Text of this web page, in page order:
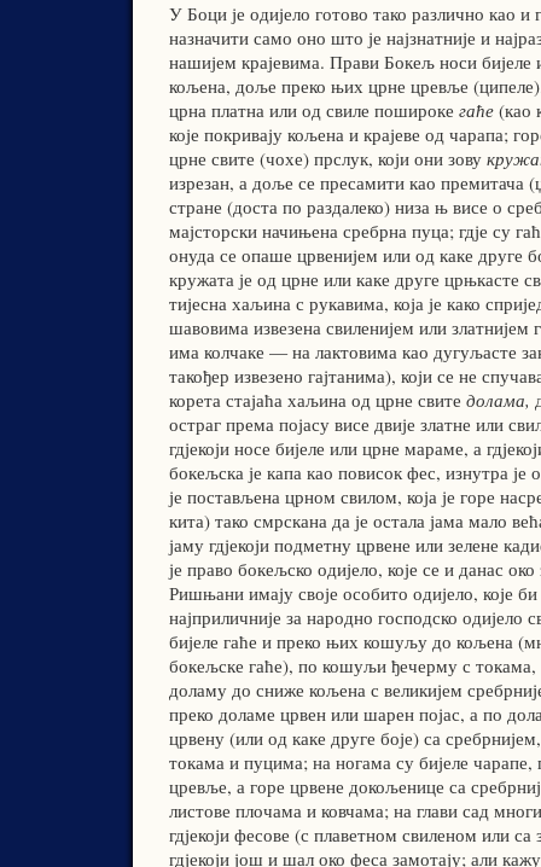
У Боци је одијело готово тако различно као и
назначити само оно што је најзнатније и
нашијем крајевима. Прави Бокељ носи бијеле
кољена, доље преко њих црне цревље
црна платна или од свиле пошироке гаће (као
које покривају кољена и крајеве од чарапа;
црне свите (чохе) прслук, који они зову
изрезан, а доље се пресамити као премитача
стране (доста по раздалеко) низа њ висе о
мајсторски начињена сребрна пуца; гдје су
онуда се опаше црвенијем или од каке друге
кружата је од црне или каке друге црњкасте
тијесна хаљина с рукавима, која је како
шавовима извезена свиленијем или златнијем
има колчаке — на лактовима као дугуљасте
такођер извезено гајтанима), који се не
корета стајаћа хаљина од црне свите долама,
остраг према појасу висе двије златне или
гдјекоји носе бијеле или црне мараме, а
бокељска је капа као повисок фес, изнутра је
је постављена црном свилом, која је горе
кита) тако смрскана да је остала јама мало
јаму гдјекоји подметну црвене или зелене
је право бокељско одијело, које се и данас
Ришњани имају своје особито одијело, које
најприличније за народно господско одијело
бијеле гаће и преко њих кошуљу до кољена
бокељске гаће), по кошуљи ђечерму с токама,
доламу до сниже кољена с великијем
преко доламе црвен или шарен појас, а по
црвену (или од каке друге боје) са
токама и пуцима; на ногама су бијеле
цревље, а горе црвене докољенице са
листове плочама и ковчама; на глави сад
гдјекоји фесове (с плаветном свиленом или
гдјекоји још и шал око феса замотају; али